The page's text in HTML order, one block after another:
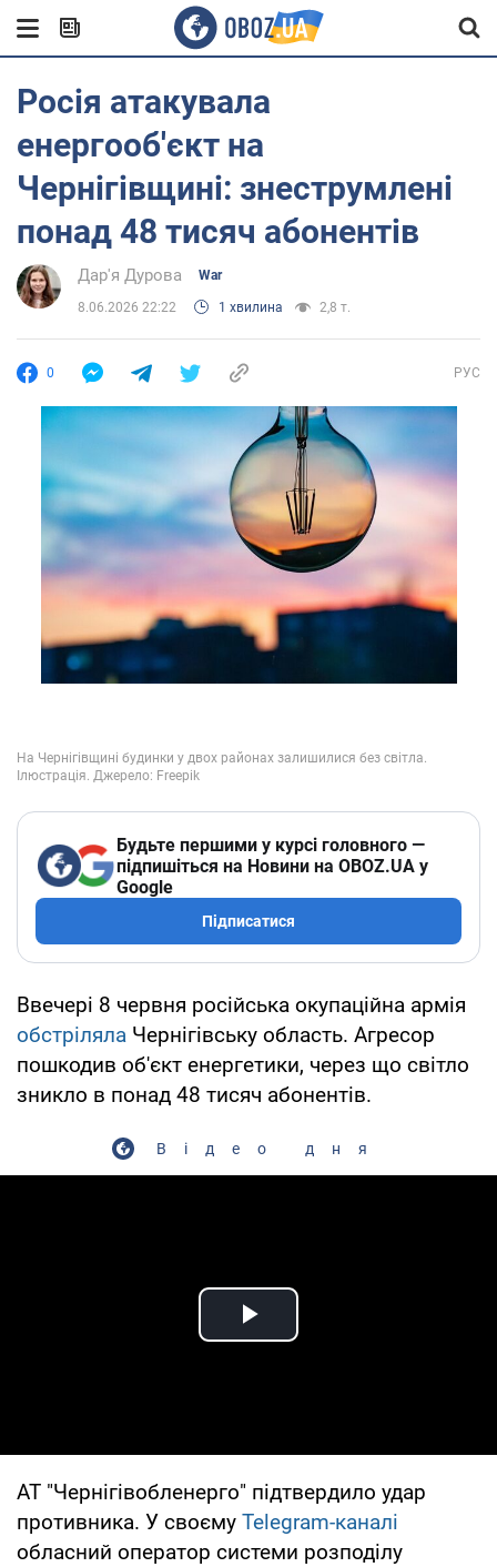
Росія атакувала
енергооб'єкт на
Чернігівщині: знеструмлені
понад 48 тисяч абонентів
Дар'я Дурова War
8.06.2026 22:22 1 хвилина 2,8 т.
0 РУС
Будьте першими у курсі головного —
підпишіться на Новини на OBOZ.UA у
Google
Підписатися
Ввечері 8 червня російська окупаційна армія
обстріляла Чернігівську область. Агресор
пошкодив об'єкт енергетики, через що світло
зникло в понад 48 тисяч абонентів.
Відео дня
Play Video
АТ "Чернігівобленерго" підтвердило удар
противника. У своєму Telegram-каналі
обласний оператор системи розподілу